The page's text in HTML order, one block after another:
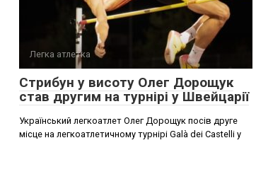
Легка атлетка
Стрибун у висоту Олег Дорощук
став другим на турнірі у Швейцарії
Український легкоатлет Олег Дорощук посів друге
місце на легкоатлетичному турнірі Galà dei Castelli у